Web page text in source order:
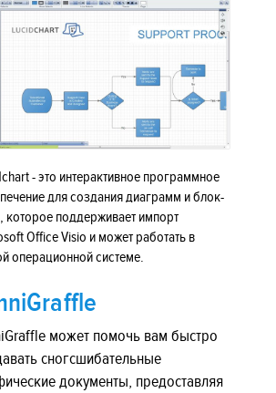
- это интерактивное программное
для создания диаграмм и блок-
которое поддерживает импорт
Office Visio и может работать в
операционной системе.
может помочь вам быстро
сногсшибательные
документы, предоставляя